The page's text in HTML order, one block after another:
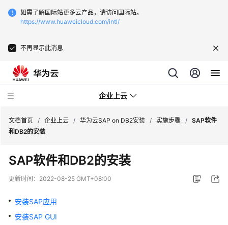
如需了解国际站更多云产品，请访问国际站。
https://www.huaweicloud.com/intl/
不再显示此消息
企业上云
监
控
CDN
载
文档首页 / 企业上云 / 华为云SAP on DB2安装 / 实施步骤 / SAP软件
和DB2的安装
SAP软件和DB2的安装
更新时间： 2022-08-25 GMT+08:00
安装SAP应用
安装SAP GUI